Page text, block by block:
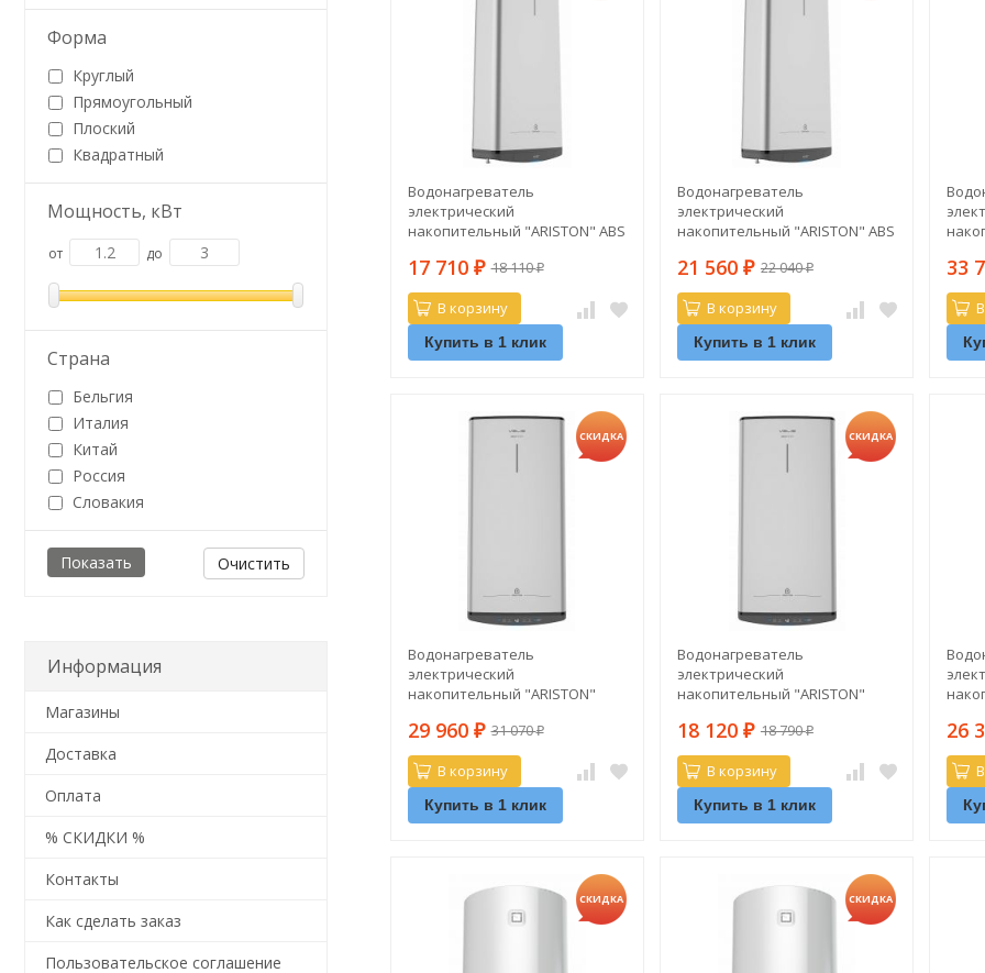
Водонагреватель
электрический
накопительный "ARISTON" ABS
17 710 ₽ 18 110₽
В корзину
Купить в 1 клик
Водонагреватель
электрический
накопительный "ARISTON" ABS
21 560 ₽ 22 040₽
В корзину
Купить в 1 клик
33
СКИДКА
Водонагреватель
электрический
накопительный "ARISTON"
(плоский)
29 960 ₽ 31 070₽
В корзину
Купить в 1 клик
СКИДКА
Водонагреватель
электрический
накопительный "ARISTON"
18 120 ₽ 18 790₽
В корзину
Купить в 1 клик
26
СКИДКА СКИДКА
Форма
Круглый
Прямоугольный
Плоский
Квадратный
Мощность, кВт
от до
Страна
Бельгия
Италия
Китай
Россия
Словакия
Очистить
Информация
Магазины
Доставка
Оплата
% СКИДКИ %
Контакты
Как сделать заказ
Пользовательское соглашение